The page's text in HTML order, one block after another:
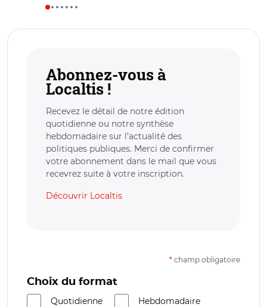
Abonnez-vous à
Localtis !
Recevez le détail de notre édition
quotidienne ou notre synthèse
hebdomadaire sur l’actualité des
politiques publiques. Merci de confirmer
votre abonnement dans le mail que vous
recevrez suite à votre inscription.
Découvrir Localtis
* champ obligatoire
Choix du format
Quotidienne
Hebdomadaire